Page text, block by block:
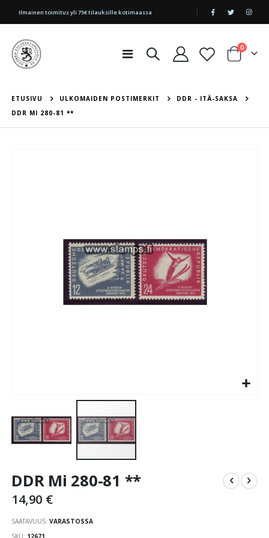
|
Ilmainen toimitus yli 75€ tilauksille kotimaassa
Toggle
Cart
0tuotetta
ETUSIVU ULKOMAIDEN POSTIMERKIT
DDR - ITÄ-SAKSA
DDR MI 280-81 **
to
beginning
DDR Mi 280-81 **
14,90 €
SAATAVUUS: VARASTOSSA
SKU 12671